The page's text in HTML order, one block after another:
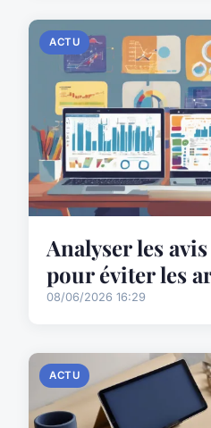
ACTU
Analyser les
pour éviter les
08/06/2026 16:29
ACTU